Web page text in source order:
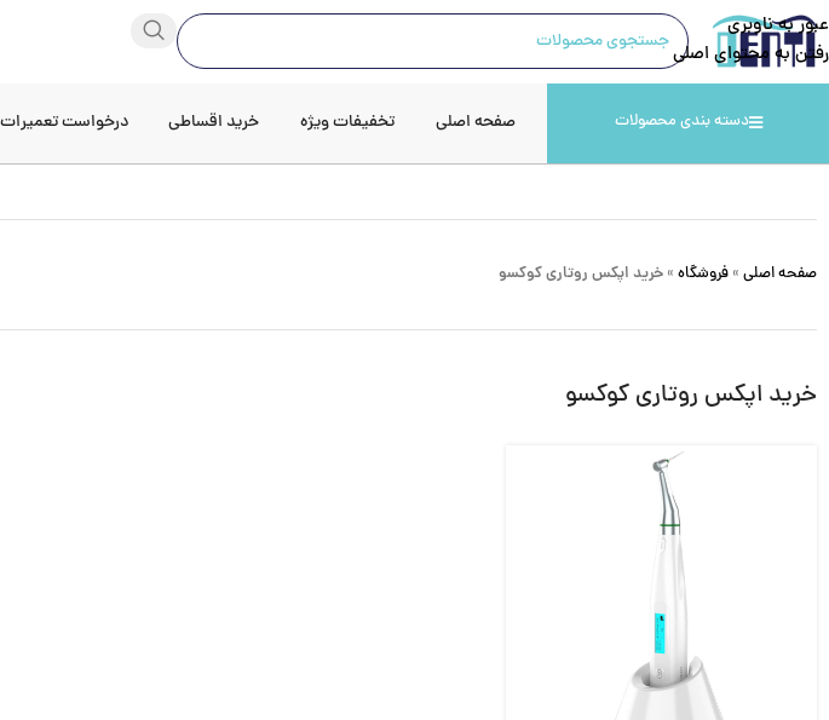
عبور به ناوبری
رفتن به محتوای اصلی
دسته بندی محصولات صفحه اصلی تخفیفات ویژه خرید اقساطی درخواست تعمیرات
صفحه اصلی » فروشگاه » خرید اپکس روتاری کوکسو
خرید اپکس روتاری کوکسو